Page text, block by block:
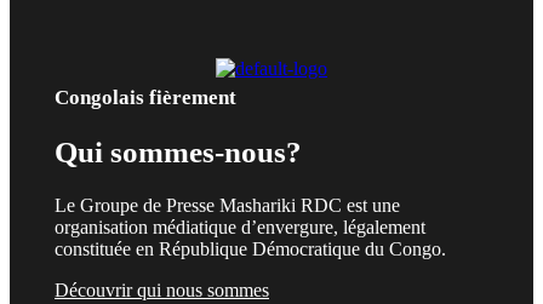
Congolais fièrement
Qui sommes-nous?
Le Groupe de Presse Mashariki RDC est une
organisation médiatique d’envergure, légalement
constituée en République Démocratique du Congo.
Découvrir qui nous sommes